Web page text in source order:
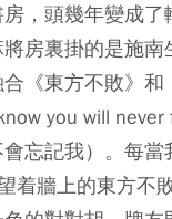
，頭幾年變成了
房裏掛的是施
《東方不敗》和
you will never
會忘記我）。每
着牆上的東方不